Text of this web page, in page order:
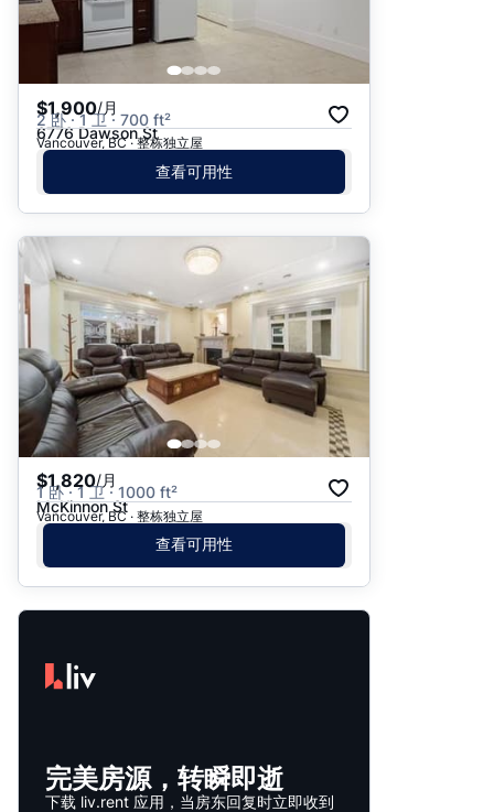
$1,900/月
2 卧 · 1 卫 · 700 ft²
6776 Dawson St
Vancouver, BC · 整栋独立屋
查看可用性
$1,820/月
1 卧 · 1 卫 · 1000 ft²
McKinnon St
Vancouver, BC · 整栋独立屋
查看可用性
完美房源，转瞬即逝
下载 liv.rent 应用，当房东回复时立即收到